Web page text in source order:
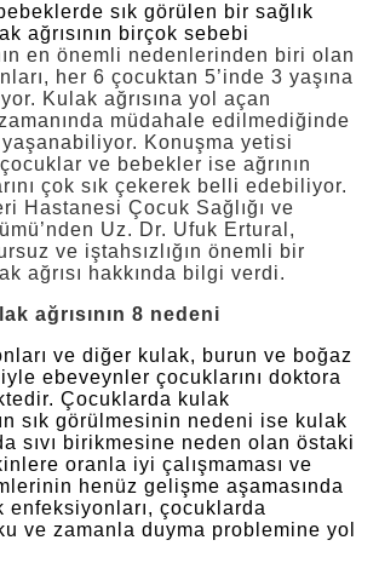
sık görülen bir sağlık
ağrısının birçok sebebi
en önemli nedenlerinden biri olan
her 6 çocuktan 5’inde 3 yaşına
Kulak ağrısına yol açan
müdahale edilmediğinde
yaşanabiliyor. Konuşma yetisi
ve bebekler ise ağrının
çok sık çekerek belli edebiliyor.
Hastanesi Çocuk Sağlığı ve
Uz. Dr. Ufuk Ertural,
ve iştahsızlığın önemli bir
ağrısı hakkında bilgi verdi.
ağrısının 8 nedeni
ve diğer kulak, burun ve boğaz
ebeveynler çocuklarını doktora
Çocuklarda kulak
sık görülmesinin nedeni ise kulak
sıvı birikmesine neden olan östaki
oranla iyi çalışmaması ve
henüz gelişme aşamasında
enfeksiyonları, çocuklarda
ve zamanla duyma problemine yol